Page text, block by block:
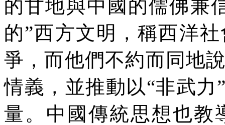
的甘地與中國的儒佛兼
的”西方文明，稱西洋
爭，而他們不約而同地
情義，並推動以“非武力
量。中國傳統思想也教